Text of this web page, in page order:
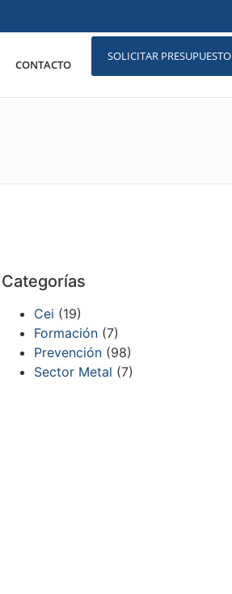
CONTACTO
SOLICITAR PRESUPUESTO
Categorías
Cei (19)
Formación (7)
Prevención (98)
Sector Metal (7)